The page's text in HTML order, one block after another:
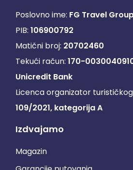
Poslovno ime: FG Travel
PIB: 106900792
Matični broj: 20702460
Tekući račun: 170-
Unicredit Bank
Licenca organizator
109/2021, kategorija A
Izdvajamo
Magazin